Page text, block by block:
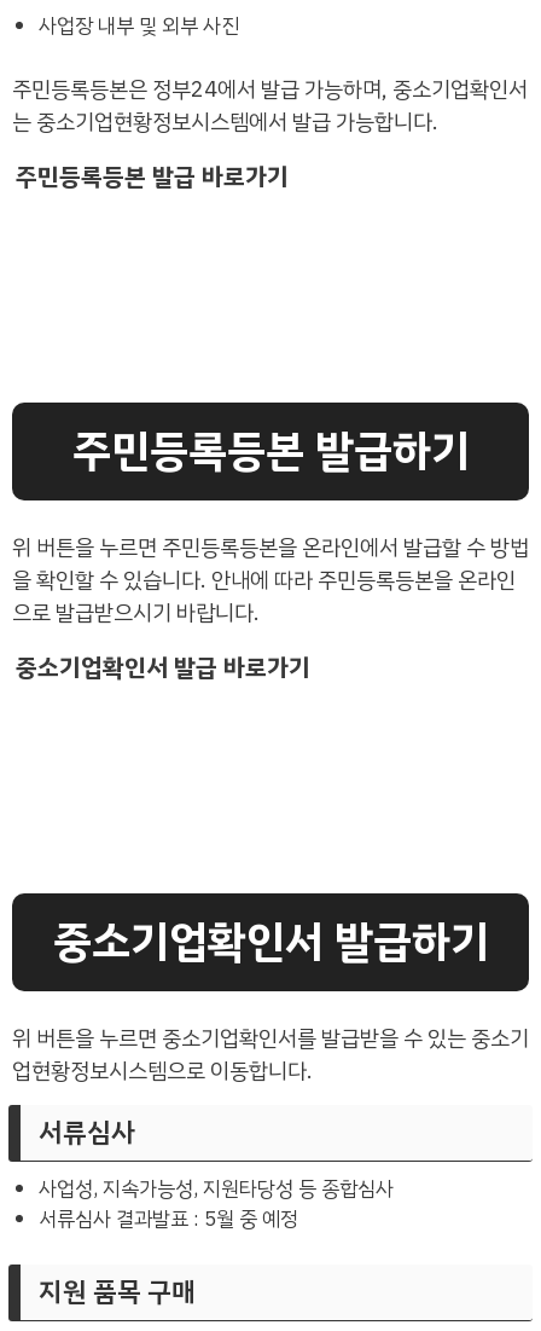
사업장 내부 및 외부 사진
주민등록등본은 정부24에서 발급 가능하며, 중소기업확인서
는 중소기업현황정보시스템에서 발급 가능합니다.
주민등록등본 발급 바로가기
주민등록등본 발급하기
위 버튼을 누르면 주민등록등본을 온라인에서 발급할 수 방법
을 확인할 수 있습니다. 안내에 따라 주민등록등본을 온라인
으로 발급받으시기 바랍니다.
중소기업확인서 발급 바로가기
중소기업확인서 발급하기
위 버튼을 누르면 중소기업확인서를 발급받을 수 있는 중소기
업현황정보시스템으로 이동합니다.
서류심사
사업성, 지속가능성, 지원타당성 등 종합심사
서류심사 결과발표 : 5월 중 예정
지원 품목 구매